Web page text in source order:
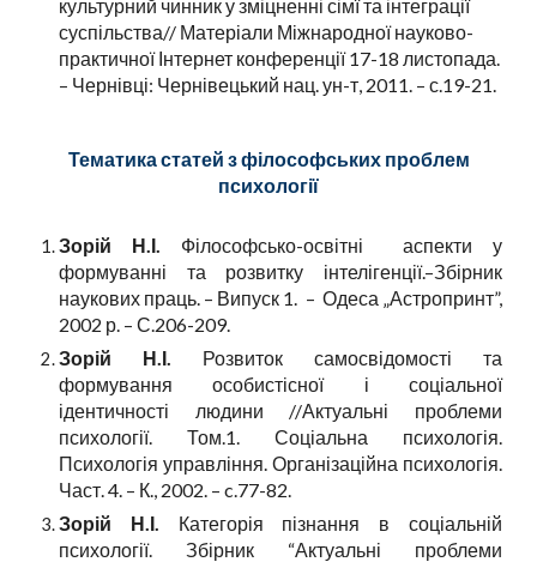
культурний чинник у зміцненні сімї та інтеграції
суспільства// Матеріали Міжнародної науково-
практичної Інтернет конференції 17-18 листопада.
– Чернівці: Чернівецький нац. ун-т, 2011. – с.19-21.
Тематика статей з філософських проблем
психології
Зорій Н.І. Філософсько-освітні аспекти у
формуванні та розвитку інтелігенції.–Збірник
наукових праць. – Випуск 1. – Одеса „Астропринт”,
2002 р. – С.206-209.
Зорій Н.І. Розвиток самосвідомості та
формування особистісної і соціальної
ідентичності людини //Актуальні проблеми
психології. Том.1. Соціальна психологія.
Психологія управління. Організаційна психологія.
Част. 4. – К., 2002. – c.77-82.
Зорій Н.І. Категорія пізнання в соціальній
психології. Збірник “Актуальні проблеми